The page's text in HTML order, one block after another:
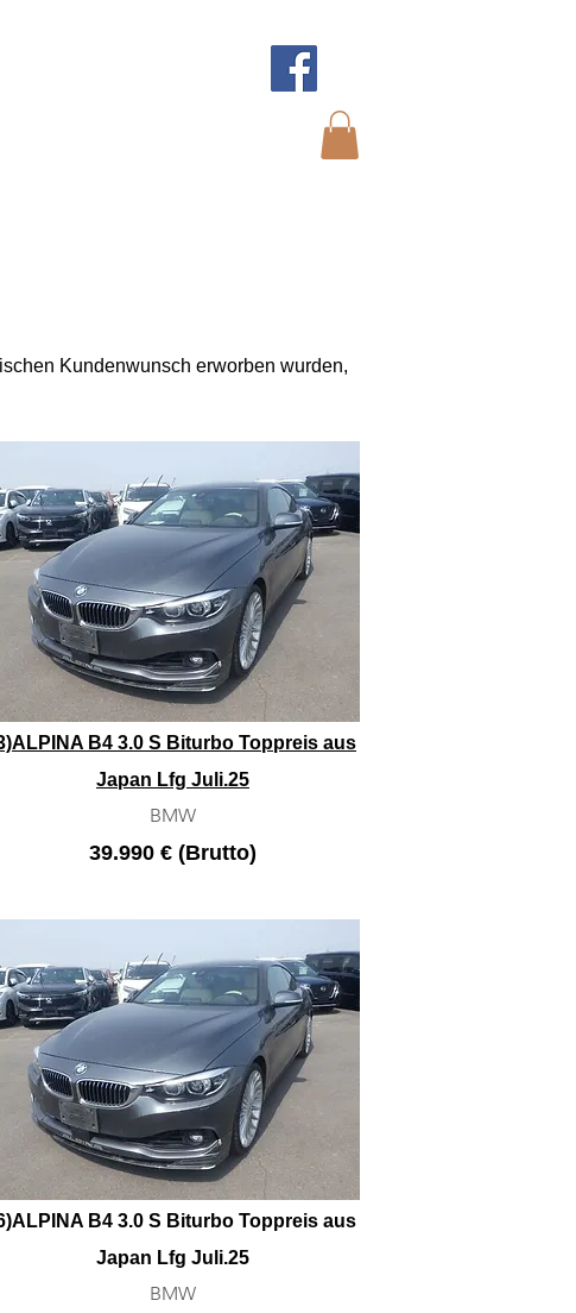
Kundenwunsch erworben wurden,
B4 3.0 S Biturbo Toppreis aus
Japan Lfg Juli.25
BMW
39.990 € (Brutto)
ALPINA B4 3.0 S Biturbo Toppreis aus
Japan Lfg Juli.25
BMW